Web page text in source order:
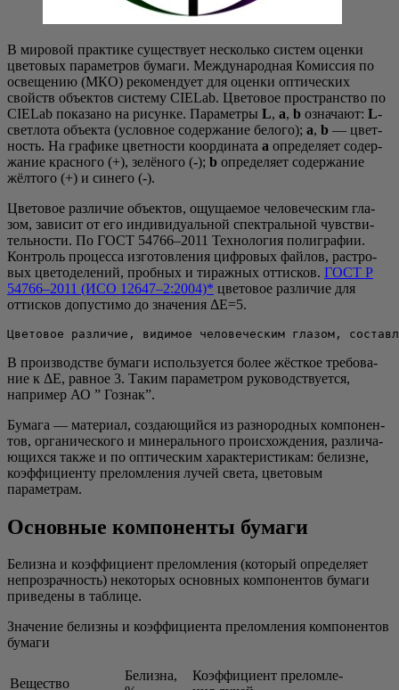
В миро­вой прак­ти­ке суще­ству­ет несколь­ко систем оцен­ки
цве­то­вых пара­мет­ров бума­ги. Меж­ду­на­род­ная Комис­сия по
осве­ще­нию (МКО) реко­мен­ду­ет для оцен­ки опти­че­ских
свойств объ­ек­тов систе­му CIELab. Цве­то­вое про­стран­ство по
CIELab пока­за­но на рисун­ке. Пара­мет­ры L, a, b озна­ча­ют: L-
свет­ло­та объ­ек­та (услов­ное содер­жа­ние бело­го); a, b — цвет­
ность. На гра­фи­ке цвет­но­сти коор­ди­на­та a опре­де­ля­ет содер­
жа­ние крас­но­го (+), зелё­но­го (-); b опре­де­ля­ет содер­жа­ние
жёл­то­го (+) и синего (-).
Цве­то­вое раз­ли­чие объ­ек­тов, ощу­ща­е­мое чело­ве­че­ским гла­
зом, зави­сит от его инди­ви­ду­аль­ной спек­траль­ной чув­стви­
тель­но­сти. По ГОСТ 54766–2011 Тех­но­ло­гия поли­гра­фии.
Кон­троль про­цес­са изго­тов­ле­ния циф­ро­вых фай­лов, раст­ро­
вых цве­то­де­ле­ний, проб­ных и тираж­ных оттис­ков. ГОСТ Р
54766–2011 (ИСО 12647–2:2004)* цве­то­вое раз­ли­чие для
оттис­ков допу­сти­мо до зна­че­ния ΔЕ=5.
Цветовое различие, видимое человеческим глазом,
В про­из­вод­стве бума­ги исполь­зу­ет­ся более жёст­кое тре­бо­ва­
ние к ΔE, рав­ное 3. Таким пара­мет­ром руко­вод­ству­ет­ся,
напри­мер АО ” Гознак”.
Бума­га — мате­ри­ал, созда­ю­щий­ся из раз­но­род­ных ком­по­нен­
тов, орга­ни­че­ско­го и мине­раль­но­го про­ис­хож­де­ния, раз­ли­ча­
ю­щих­ся так­же и по опти­че­ским харак­те­ри­сти­кам: белизне,
коэф­фи­ци­ен­ту пре­лом­ле­ния лучей све­та, цве­то­вым
параметрам.
Основные компоненты бумаги
Белиз­на и коэф­фи­ци­ент пре­лом­ле­ния (кото­рый опре­де­ля­ет
непро­зрач­ность) неко­то­рых основ­ных ком­по­нен­тов бума­ги
при­ве­де­ны в таблице.
Зна­че­ние белиз­ны и коэф­фи­ци­ен­та пре­лом­ле­ния ком­по­нен­тов
бумаги
Веще­ство
Белиз­на,
Коэф­фи­ци­ент пре­лом­ле­